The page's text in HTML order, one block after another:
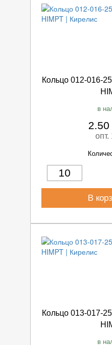
Кольцо 012-016-
в
опт.
В
Кольцо 013-017-
в